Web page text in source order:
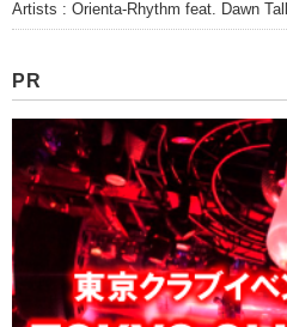
Artists : Orienta-Rhythm feat. Dawn
PR